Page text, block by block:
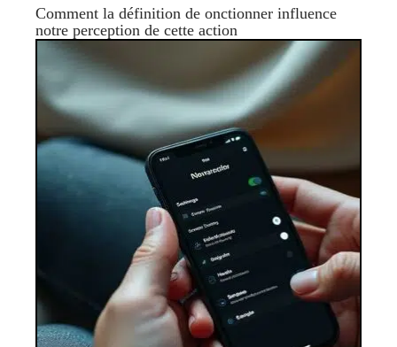
Comment la définition de onctionner influence
notre perception de cette action